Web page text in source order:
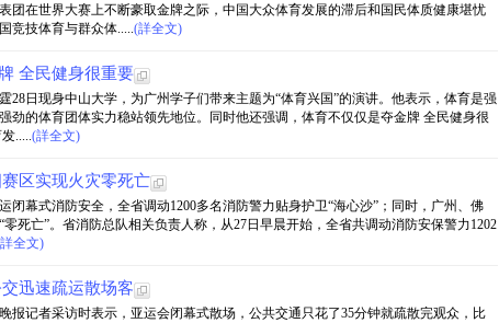
团在世界大赛上不断豪取金牌之际，中国大众体育发展的滞后和国民体质健康堪忧
竞技体育与群众体.....(詳全文)
全民健身很重要
28日现身中山大学，为广州学子们带来主题为“体育兴国”的演讲。他表示，体育是强
劲的体育团体实力稳站领先地位。同时他还强调，体育不仅仅是夺金牌 全民健身很
.....(詳全文)
区实现火灾零死亡
闭幕式消防安全，全省调动1200多名消防警力贴身护卫“海心沙”；同时，广州、佛
死亡”。省消防总队相关负责人称，从27日早晨开始，全省共调动消防安保警力1202
全文)
迅速疏运散场客
报记者采访时表示，亚运会闭幕式散场，公共交通只花了35分钟就疏散完观众，比